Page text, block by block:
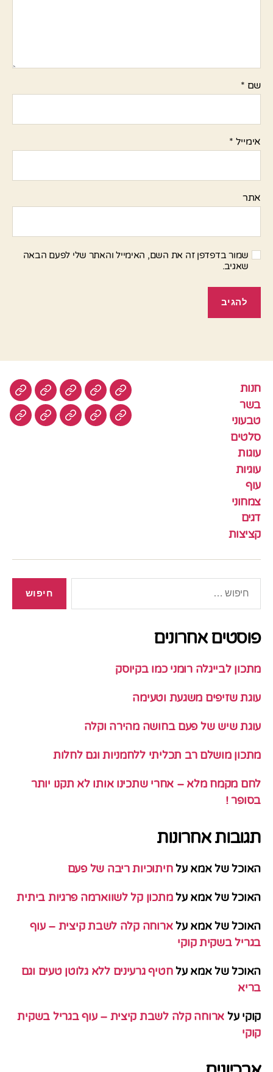
שם *
אימייל *
אתר
שמור בדפדפן זה את השם, האימייל והאתר שלי לפעם הבאה
שאגיב.
חנות
בשר
טבעוני
סלטים
עוגות
עוגיות
עוף
צמחוני
דגים
קציצות
חנות בשר טבעוניסלטים
עוגיותעוף צמחונידגים
פוסטים אחרונים
מתכון לבייגלה רומני כמו בקיוסק
עוגת שזיפים משגעת וטעימה
עוגת שיש של פעם בחושה מהירה וקלה
מתכון מושלם רב תכליתי ללחמניות וגם לחלות
לחם מקמח מלא – אחרי שתכינו אותו לא תקנו יותר
בסופר !
תגובות אחרונות
האוכל של אמא עלחיתוכיות ריבה של פעם
האוכל של אמא עלמתכון קל לשווארמה פרגיות ביתית
האוכל של אמא עלארוחה קלה לשבת קיצית – עוף
בגריל בשקית קוקי
האוכל של אמא עלחטיף גרעינים ללא גלוטן טעים וגם
בריא
קוקי על ארוחה קלה לשבת קיצית – עוף בגריל בשקית
קוקי